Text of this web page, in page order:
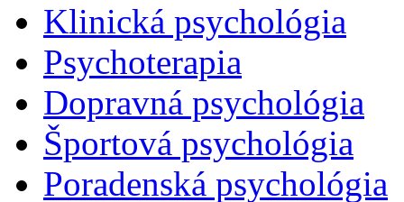
Klinická psychológia
Psychoterapia
Dopravná psychológia
Športová psychológia
Poradenská psychológia